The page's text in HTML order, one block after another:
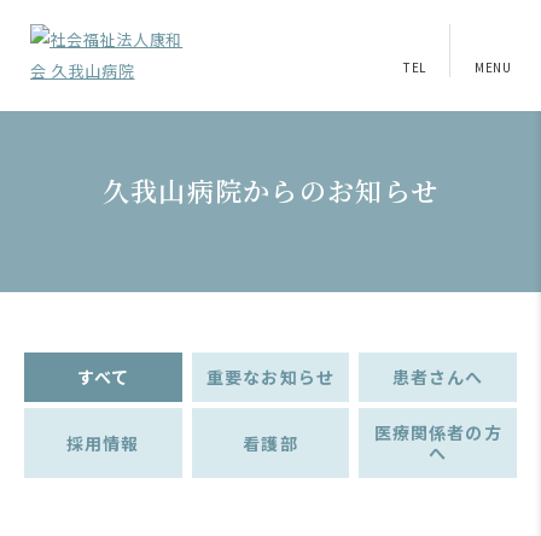
TEL MENU
久我山病院からのお知らせ
すべて 重要なお知らせ 患者さんへ
採用情報 看護部
医療関係者の方
へ